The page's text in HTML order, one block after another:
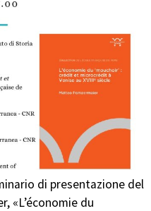
di presentazione del
«L’économie du